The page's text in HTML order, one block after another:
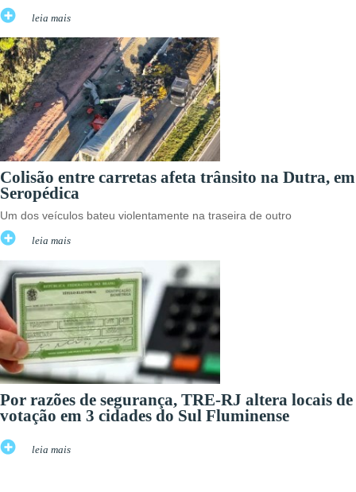
leia mais
Colisão entre carretas afeta trânsito na Dutra, em
Seropédica
Um dos veículos bateu violentamente na traseira de outro
leia mais
Por razões de segurança, TRE-RJ altera locais de
votação em 3 cidades do Sul Fluminense
leia mais